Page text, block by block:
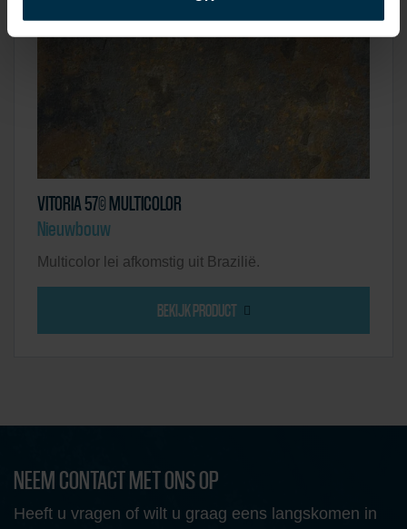
VITORIA 57© MULTICOLOR
Nieuwbouw
Multicolor lei afkomstig uit Brazilië.
BEKIJK PRODUCT
NEEM CONTACT MET ONS OP
Heeft u vragen of wilt u graag eens langskomen in